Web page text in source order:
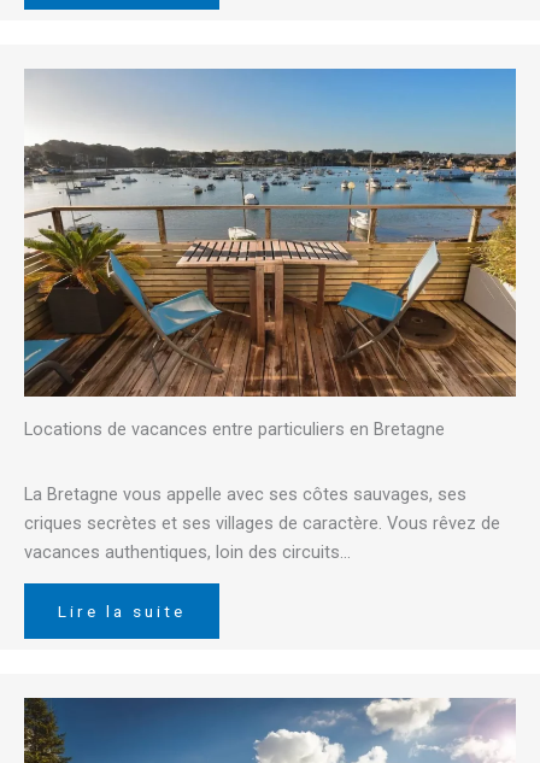
Locations de vacances entre particuliers en Bretagne
La Bretagne vous appelle avec ses côtes sauvages, ses
criques secrètes et ses villages de caractère. Vous rêvez de
vacances authentiques, loin des circuits…
Lire la suite